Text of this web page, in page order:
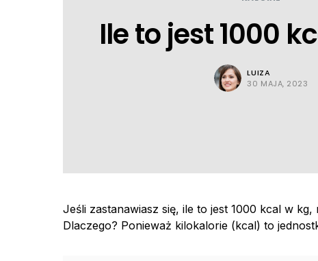
Ile to jest 1000
LUIZA
30 MAJA, 2023
Jeśli zastanawiasz się, ile to jest 1000 kcal w
Dlaczego? Ponieważ kilokalorie (kcal) to